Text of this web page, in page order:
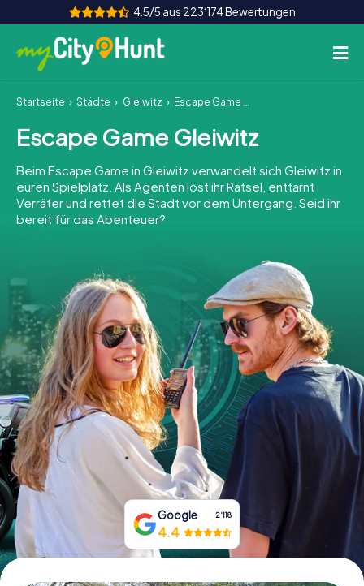
4.5/5 aus 223‘174 Bewertungen
So funktioniert's
Städte
Touren
Teamevent
INT AT CH
DE
ES
FR UK
IE
IT
NL
Tickets buchen
Gutscheine bestellen
Startseite Städte Gleiwitz Escape Game Gleiwitz
Escape Game Gleiwitz
Beim Escape Game in Gleiwitz verwandelt sich Gleiwitz in
euren Spielplatz. Als Agenten löst ihr Rätsel, enttarnt
Verräter und rettet die Stadt vor dem Untergang. Seid ihr
bereit für das Abenteuer?
Google 2‘118
4.4